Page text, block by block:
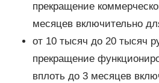
прекращение
месяцев включительно
от 10 тысяч до 20 тысяч
прекращение
вплоть до 3 месяцев